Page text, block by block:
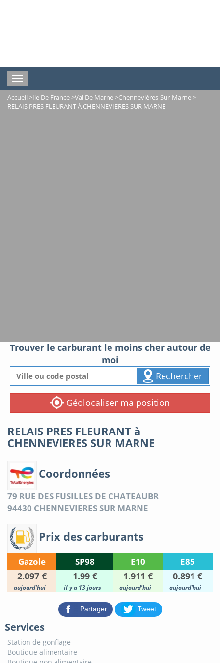
Toggle
navigation
Accueil >Ile De France>Val De Marne>Chennevières-Sur-Marne>
RELAIS PRES FLEURANT À CHENNEVIERES SUR MARNE
Trouver le carburant le moins cher autour de
moi
Rechercher
Géolocaliser ma position
RELAIS PRES FLEURANT à
CHENNEVIERES SUR MARNE
Coordonnées
79 RUE DES FUSILLES DE CHATEAUBR
94430 CHENNEVIERES SUR MARNE
Prix des carburants
Gazole SP98 E10 E85
2.097 € 1.99 € 1.911 € 0.891 €
aujourd'hui il y a 13 jours aujourd'hui aujourd'hui
Partager Tweet
Services
Station de gonflage
Boutique alimentaire